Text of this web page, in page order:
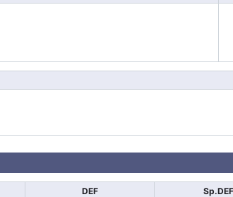
DEF
Sp.DEF